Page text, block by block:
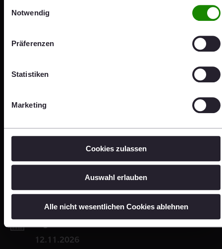
Notwendig
Präferenzen
Statistiken
Marketing
Cookies zulassen
Auswahl erlauben
Alle nicht wesentlichen Cookies ablehnen
Herunterladen.ics
Construction Conference 2026, London (UK)
Herunterladen.ics
23.10. - 11.11.2026
12.11.2026